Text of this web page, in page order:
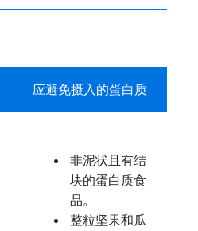
应避免摄入的蛋白质
非泥状且有结
块的蛋白质食
品。
整粒坚果和瓜